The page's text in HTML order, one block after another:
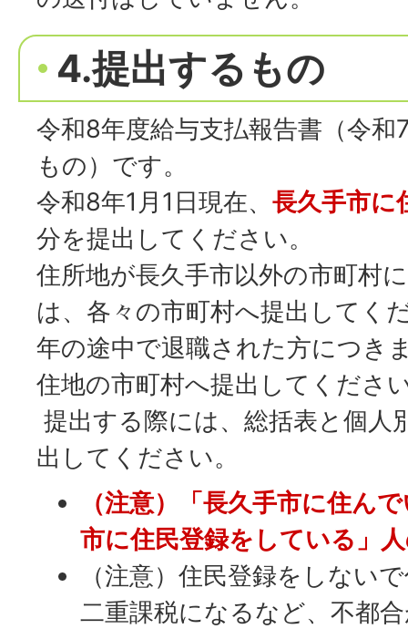
4.提出するもの
令和8年度給与支払報告書（令
もの）です。
令和8年1月1日現在、 長久手市に
分を提出してください。
住所地が長久手市以外の市町村
は、各々の市町村へ提出してく
年の途中で退職された方につき
住地の市町村へ提出してくださ
提出する際には、総括表と個人
出してください。
（注意）「長久手市に住ん
市に住民登録をしている」
（注意）住民登録をしない
二重課税になるなど、不都